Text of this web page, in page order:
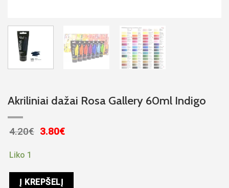
Akriliniai dažai Rosa Gallery 60ml Indigo
4.20€ Original
3.80€Current
Liko 1
Į KREPŠELĮ